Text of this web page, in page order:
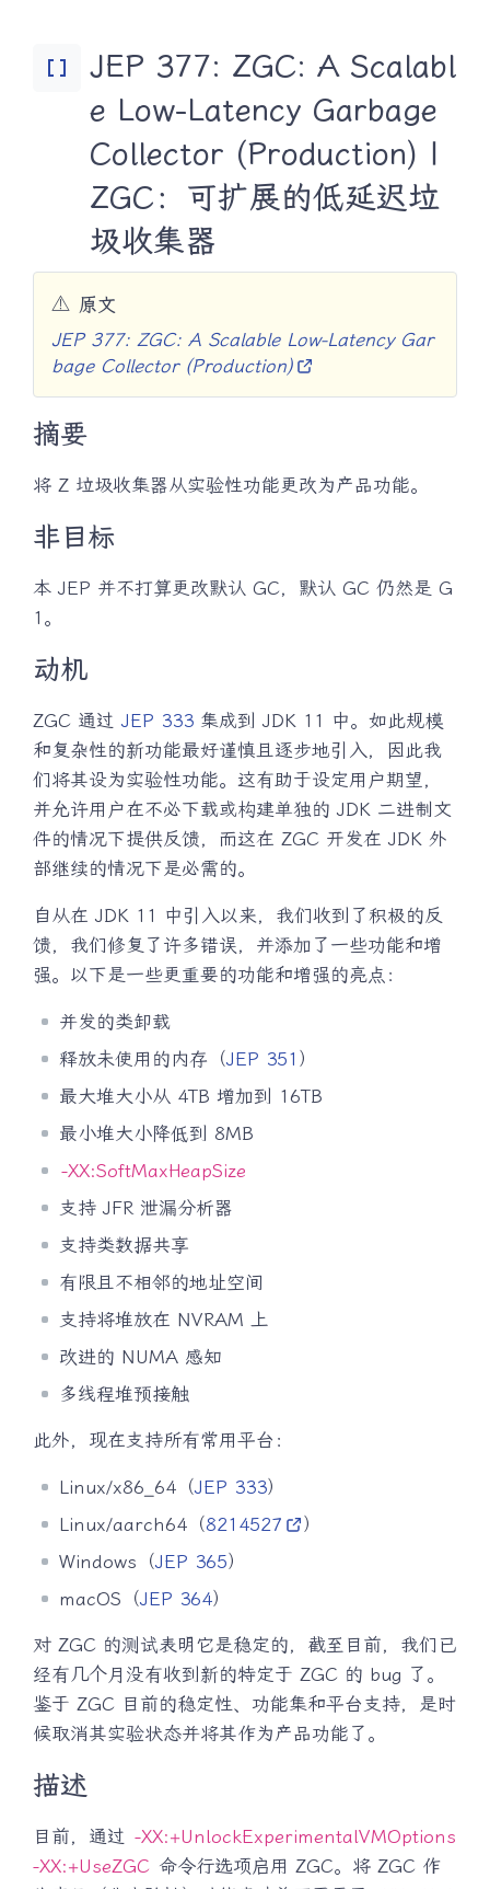
Data_Array
JEP 377: ZGC: A Scalabl
e Low-Latency Garbage
Collector (Production) |
ZGC：可扩展的低延迟垃
圾收集器
⚠️ 原文
JEP 377: ZGC: A Scalable Low-Latency Gar
bage Collector (Production)
摘要
将 Z 垃圾收集器从实验性功能更改为产品功能。
非目标
本 JEP 并不打算更改默认 GC，默认 GC 仍然是 G
1。
动机
ZGC 通过 JEP 333 集成到 JDK 11 中。如此规模
和复杂性的新功能最好谨慎且逐步地引入，因此我
们将其设为实验性功能。这有助于设定用户期望，
并允许用户在不必下载或构建单独的 JDK 二进制文
件的情况下提供反馈，而这在 ZGC 开发在 JDK 外
部继续的情况下是必需的。
自从在 JDK 11 中引入以来，我们收到了积极的反
馈，我们修复了许多错误，并添加了一些功能和增
强。以下是一些更重要的功能和增强的亮点：
并发的类卸载
释放未使用的内存（JEP 351 ）
最大堆大小从 4TB 增加到 16TB
最小堆大小降低到 8MB
-XX:SoftMaxHeapSize
支持 JFR 泄漏分析器
支持类数据共享
有限且不相邻的地址空间
支持将堆放在 NVRAM 上
改进的 NUMA 感知
多线程堆预接触
此外，现在支持所有常用平台：
Linux/x86_64（JEP 333）
Linux/aarch64（8214527
）
Windows（JEP 365）
macOS（JEP 364）
对 ZGC 的测试表明它是稳定的，截至目前，我们已
经有几个月没有收到新的特定于 ZGC 的 bug 了。
鉴于 ZGC 目前的稳定性、功能集和平台支持，是时
候取消其实验状态并将其作为产品功能了。
描述
目前，通过 -XX:+UnlockExperimentalVMOptions
-XX:+UseZGC 命令行选项启用 ZGC。将 ZGC 作